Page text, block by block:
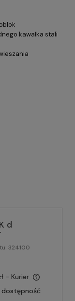
kawałka stali
d
324100
- Kurier